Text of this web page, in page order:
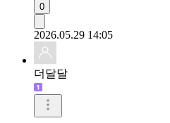
0
2026.05.29 14:05
더달달